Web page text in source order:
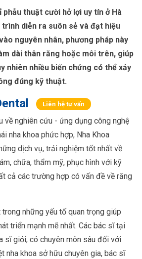
phẫu thuật cười hở lợi uy tín ở Hà
trình diễn ra suôn sẻ và đạt hiệu
nguyên nhân, phương pháp này
dài thân răng hoặc môi trên, giúp
nhiên nhiều biến chứng có thể xảy
đúng kỹ thuật.
Liên hệ tư vấn
về nghiên cứu - ứng dụng công nghệ
nha khoa phức hợp, Nha Khoa
dịch vụ, trải nghiệm tốt nhất về
chữa, thẩm mỹ, phục hình với kỹ
cả các trường hợp có vấn đề về răng
những yếu tố quan trọng giúp
triển mạnh mẽ nhất. Các bác sĩ tại
sĩ giỏi, có chuyên môn sâu đối với
nha khoa sở hữu chuyên gia, bác sĩ